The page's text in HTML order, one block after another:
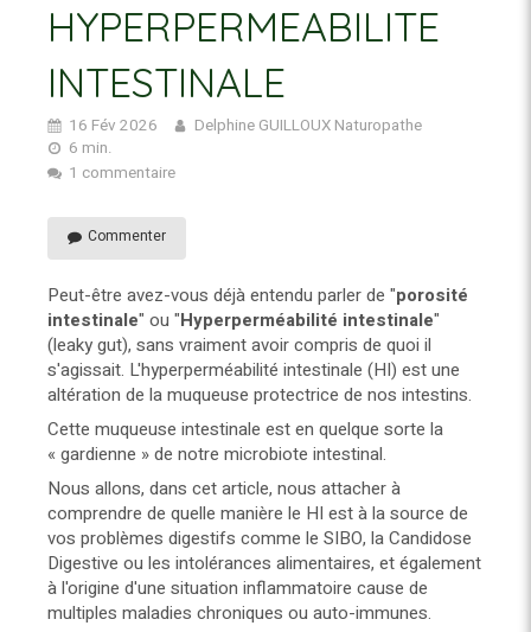
HYPERPERMEABILITE
INTESTINALE
16 Fév 2026
Delphine GUILLOUX Naturopathe
6 min.
1 commentaire
Commenter
Peut-être avez-vous déjà entendu parler de "porosité
intestinale" ou "Hyperperméabilité intestinale"
(leaky gut), sans vraiment avoir compris de quoi il
s'agissait. L'hyperperméabilité intestinale (HI) est une
altération de la muqueuse protectrice de nos intestins.
Cette muqueuse intestinale est en quelque sorte la
« gardienne » de notre microbiote intestinal.
Nous allons, dans cet article, nous attacher à
comprendre de quelle manière le HI est à la source de
vos problèmes digestifs comme le SIBO, la Candidose
Digestive ou les intolérances alimentaires, et également
à l'origine d'une situation inflammatoire cause de
multiples maladies chroniques ou auto-immunes.